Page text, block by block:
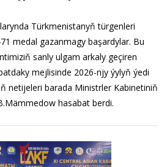
Türkmenistanyň türgenleri
medal gazanmagy başardylar. Bu
sanly ulgam arkaly geçiren
mejlisinde 2026-njy ýylyň ýedi
netijeleri barada Ministrler Kabinetiniň
hasabat berdi.